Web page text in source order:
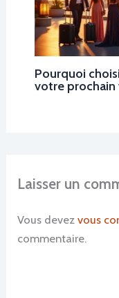
Pourquoi
votre prochain
Laisser un
Vous devezvous
commentaire.